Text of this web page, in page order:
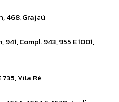
468, Grajaú
Compl. 943, 955 E 1001,
Vila Ré